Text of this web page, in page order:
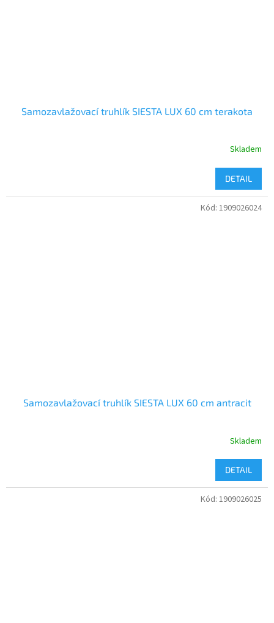
Samozavlažovací truhlík SIESTA LUX 60 cm terakota
Skladem
DETAIL
Samozavlažovací truhlík SIESTA LUX 60 cm antracit
Skladem
DETAIL
Kód: 1909026024
Kód: 1909026025